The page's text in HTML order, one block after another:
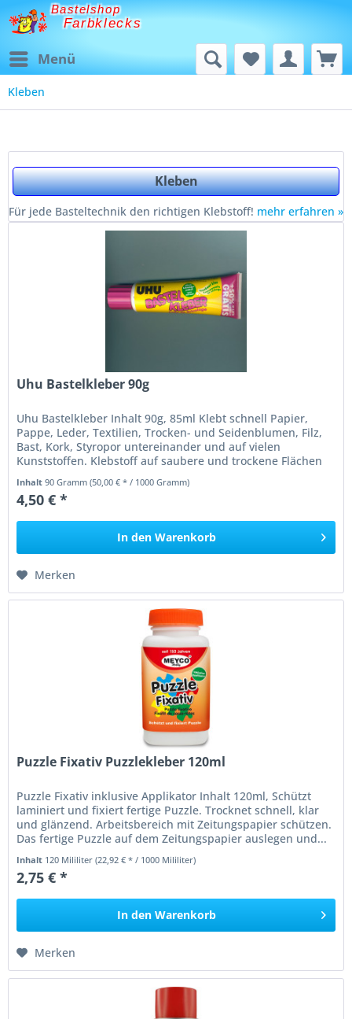
Bastelshop
Farbklecks
Menü
Kleben
Kleben
Für jede Basteltechnik den richtigen Klebstoff! mehr erfahren »
Uhu Bastelkleber 90g
Uhu Bastelkleber Inhalt 90g, 85ml Klebt schnell Papier,
Pappe, Leder, Textilien, Trocken- und Seidenblumen, Filz,
Bast, Kork, Styropor untereinander und auf vielen
Kunststoffen. Klebstoff auf saubere und trockene Flächen
Inhalt90 Gramm(50,00 € * / 1000 Gramm)
4,50 € *
In den Warenkorb
Merken
Puzzle Fixativ Puzzlekleber 120ml
Puzzle Fixativ inklusive Applikator Inhalt 120ml, Schützt
laminiert und fixiert fertige Puzzle. Trocknet schnell, klar
und glänzend. Arbeitsbereich mit Zeitungspapier schützen.
Das fertige Puzzle auf dem Zeitungspapier auslegen und...
Inhalt 120 Mililiter(22,92 € * / 1000 Mililiter)
2,75 € *
In den Warenkorb
Merken